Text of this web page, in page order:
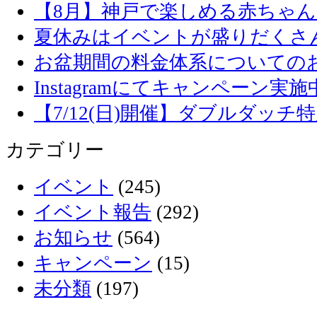
【8月】神戸で楽しめる赤ちゃ
夏休みはイベントが盛りだくさ
お盆期間の料金体系についての
Instagramにてキャンペーン実施
【7/12(日)開催】ダブルダッチ
カテゴリー
イベント (245)
イベント報告 (292)
お知らせ (564)
キャンペーン (15)
未分類 (197)